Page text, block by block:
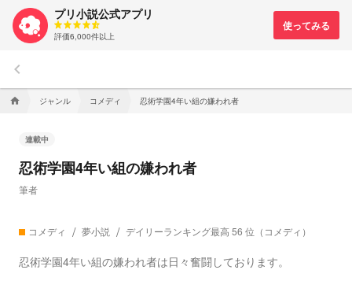
プリ小説公式アプリ
評価6,000件以上
keyboard_arrow_left
home ジャンル コメディ 忍術学園4年い組の嫌われ者
連載中
忍術学園4年い組の嫌われ者
筆者
コメディ 夢小説 デイリーランキング最高 56 位（コメディ）
忍術学園4年い組の嫌われ者は日々奮闘しております。